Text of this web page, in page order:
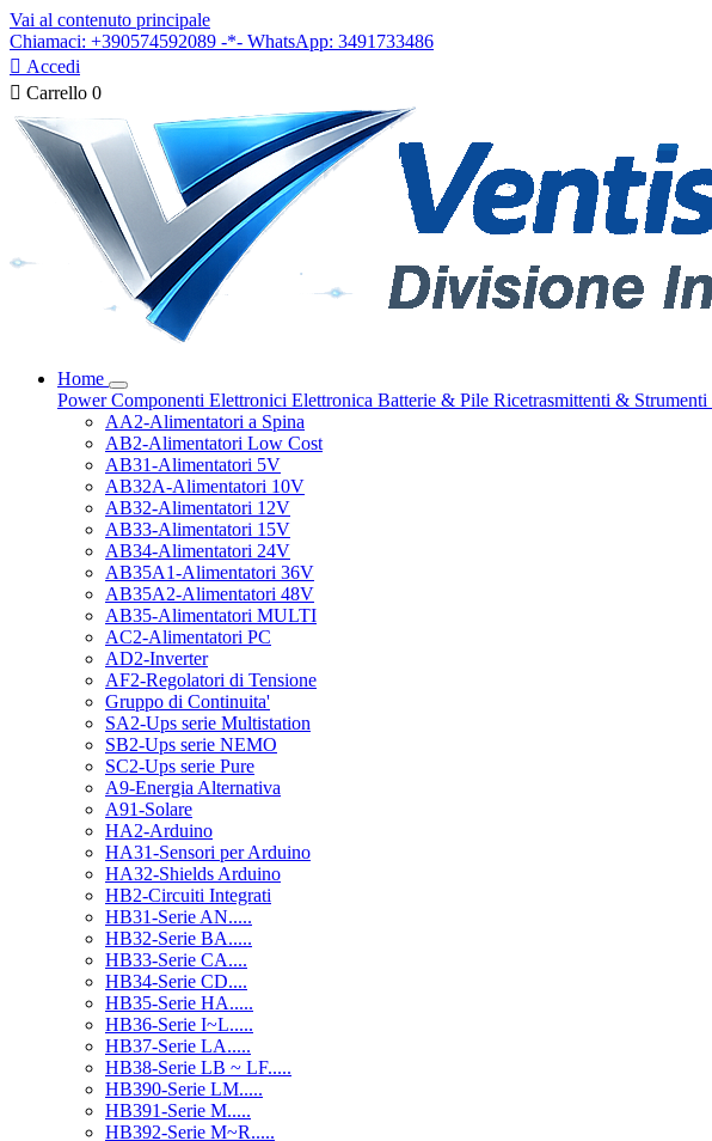
Vai al contenuto principale
Chiamaci: +390574592089 -*- WhatsApp: 3491733486
 Accedi
 Carrello 0
Home
PowerComponenti Elettronici Elettronica Batterie & Pile Ricetrasmittenti & Strumenti
AA2-Alimentatori a Spina
AB2-Alimentatori Low Cost
AB31-Alimentatori 5V
AB32A-Alimentatori 10V
AB32-Alimentatori 12V
AB33-Alimentatori 15V
AB34-Alimentatori 24V
AB35A1-Alimentatori 36V
AB35A2-Alimentatori 48V
AB35-Alimentatori MULTI
AC2-Alimentatori PC
AD2-Inverter
AF2-Regolatori di Tensione
Gruppo di Continuita'
SA2-Ups serie Multistation
SB2-Ups serie NEMO
SC2-Ups serie Pure
A9-Energia Alternativa
A91-Solare
HA2-Arduino
HA31-Sensori per Arduino
HA32-Shields Arduino
HB2-Circuiti Integrati
HB31-Serie AN.....
HB32-Serie BA.....
HB33-Serie CA....
HB34-Serie CD....
HB35-Serie HA.....
HB36-Serie I~L.....
HB37-Serie LA.....
HB38-Serie LB ~ LF.....
HB390-Serie LM.....
HB391-Serie M.....
HB392-Serie M~R.....